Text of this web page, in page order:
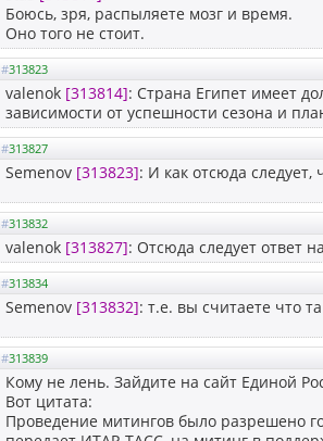
Боюсь, зря, распыляете мозг и время.
Оно того не стоит.
#313823
valenok [313814]: Страна Египет имеет
зависимости от успешности сезона и
#313827
Semenov [313823]: И как отсюда следует,
#313832
valenok [313827]: Отсюда следует ответ
#313834
Semenov [313832]: т.е. вы считаете что
#313839
Кому не лень. Зайдите на сайт Единой
Вот цитата:
Проведение митингов было разрешено